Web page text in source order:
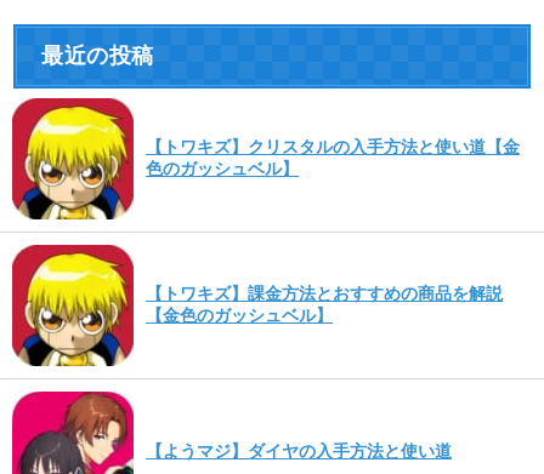
最近の投稿
【トワキズ】クリスタルの入手方法と使い道【金
色のガッシュベル】
【トワキズ】課金方法とおすすめの商品を解説
【金色のガッシュベル】
【ようマジ】ダイヤの入手方法と使い道